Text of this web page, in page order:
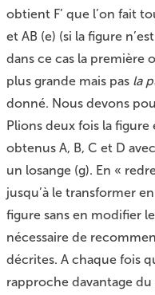
obtient F’ que l’on fait
et AB (e) (si la figure
dans ce cas la première
plus grande mais pas la
donné. Nous devons
Plions deux fois la
obtenus A, B, C et D
un losange (g). En «
jusqu’à le transformer
figure sans en modifier
nécessaire de
décrites. A chaque fois
rapproche davantage